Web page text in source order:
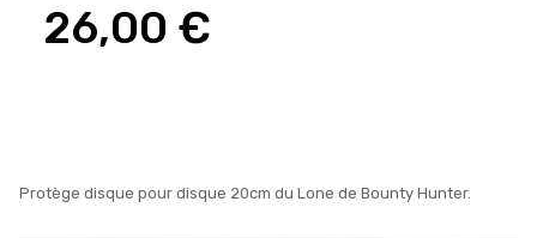
26,00 €
Protège disque pour disque 20cm du Lone de Bounty Hunter.